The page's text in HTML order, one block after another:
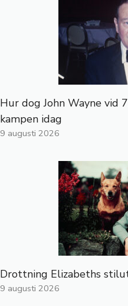
Hur dog John Wayne vid
kampen idag
9 augusti 2026
Drottning Elizabeths
9 augusti 2026